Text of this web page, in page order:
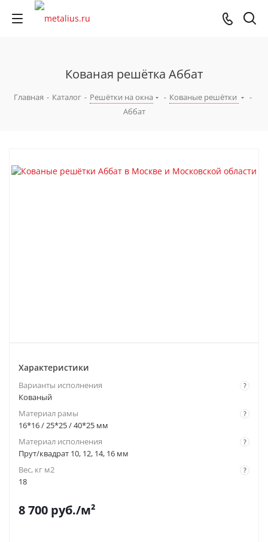
Кованая решётка Аббат
Главная - Каталог - Решётки на окна - Кованые решётки
-
Аббат
Характеристики
?
Варианты исполнения
Кованый
?
Материал рамы
16*16 / 25*25 / 40*25 мм
?
Материал исполнения
Прут/квадрат 10, 12, 14, 16 мм
?
Вес, кг м2
18
8 700 руб./м²